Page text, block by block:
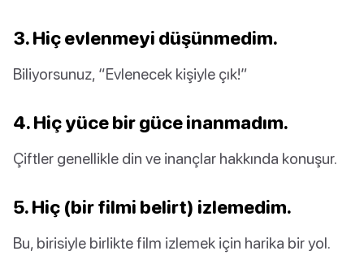
3. Hiç evlenmeyi düşünmedim.
Biliyorsunuz, “Evlenecek kişiyle çık!”
4. Hiç yüce bir güce inanmadım.
Çiftler genellikle din ve inançlar hakkında konuşur.
5. Hiç (bir filmi belirt) izlemedim.
Bu, birisiyle birlikte film izlemek için harika bir yol.